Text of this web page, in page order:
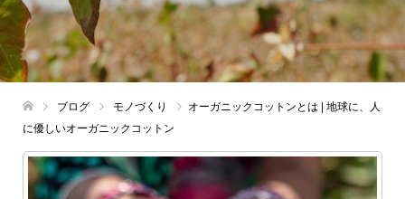
ブログ モノづくり
オーガニックコットンとは | 地球に、人
に優しいオーガニックコットン